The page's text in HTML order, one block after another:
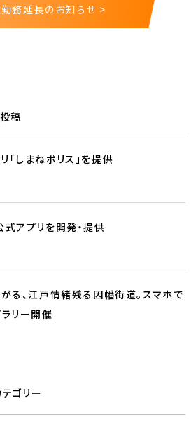
務延長のお知らせ >
稿
しまねポリス」を提供
アプリを開発・提供
る、江戸情緒残る因幡街道。スマホで
リー開催
テゴリー